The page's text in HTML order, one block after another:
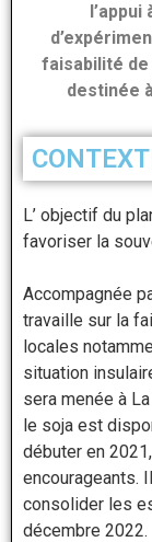
faisabilité de
destinée
L’ objectif du
favoriser la
Accompagnée
travaille sur la
locales
situation
sera menée à
le soja est
débuter en
encourageants.
consolider les
décembre 2022.